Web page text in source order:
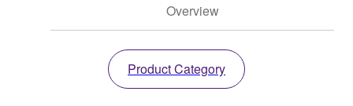
Overview
Product Category